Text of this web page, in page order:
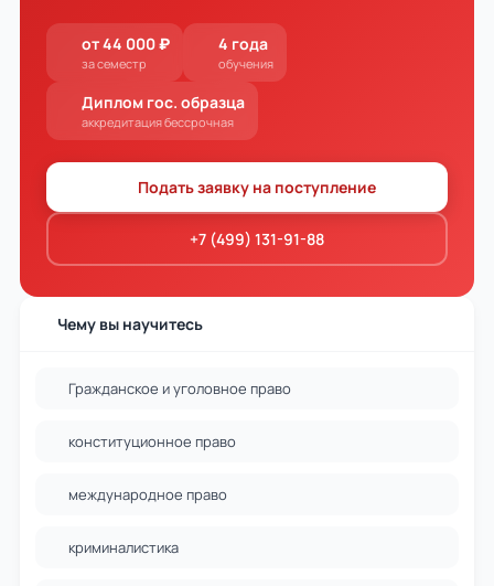
от 44 000 ₽
за семестр
4 года
обучения
Диплом гос. образца
аккредитация бессрочная
Подать заявку на поступление
+7 (499) 131-91-88
Чему вы научитесь
Гражданское и уголовное право
конституционное право
международное право
криминалистика